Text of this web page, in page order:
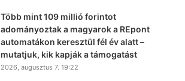
Több mint 109 millió forintot
adományoztak a magyarok a REpont
automatákon keresztül fél év alatt –
mutatjuk, kik kapják a támogatást
2026, augusztus 7. 19:22